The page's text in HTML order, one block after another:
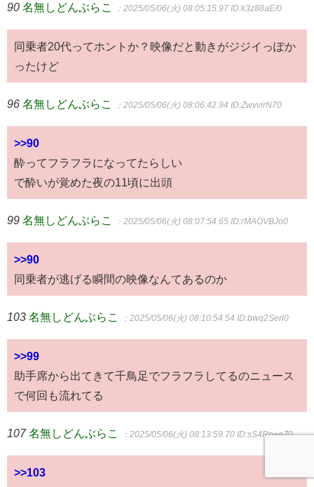
90 名無しどんぶらこ ：2025/05/06(火) 08:05:15.97 ID:k3z88aE/0
同乗者20代ってホントか？映像だと動きがジジイっぽか
ったけど
96 名無しどんぶらこ ：2025/05/06(火) 08:06:42.94 ID:ZwvvirN70
>>90
酔ってフラフラになってたらしい
で酔いが覚めた夜の11頃に出頭
99 名無しどんぶらこ ：2025/05/06(火) 08:07:54.65 ID:rMAOVBJo0
>>90
同乗者が逃げる瞬間の映像なんてあるのか
103 名無しどんぶらこ ：2025/05/06(火) 08:10:54.54 ID:bwq2Serl0
>>99
助手席から出てきて千鳥足でフラフラしてるのニュース
で何回も流れてる
107 名無しどんぶらこ ：2025/05/06(火) 08:13:59.70 ID:sS4Ro+eZ0
>>103